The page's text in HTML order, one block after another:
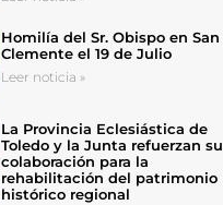
Homilía del Sr. Obispo en San
Clemente el 19 de Julio
Leer noticia »
La Provincia Eclesiástica de
Toledo y la Junta refuerzan su
colaboración para la
rehabilitación del patrimonio
histórico regional